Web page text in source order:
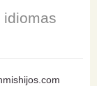
idiomas